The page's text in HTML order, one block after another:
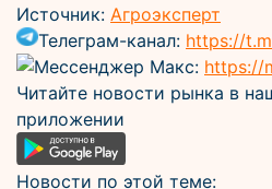
Источник: Агроэксперт
Телеграм-канал: https://
Мессенджер Макс: https://
Читайте новости рынка в
приложении
Новости по этой теме: